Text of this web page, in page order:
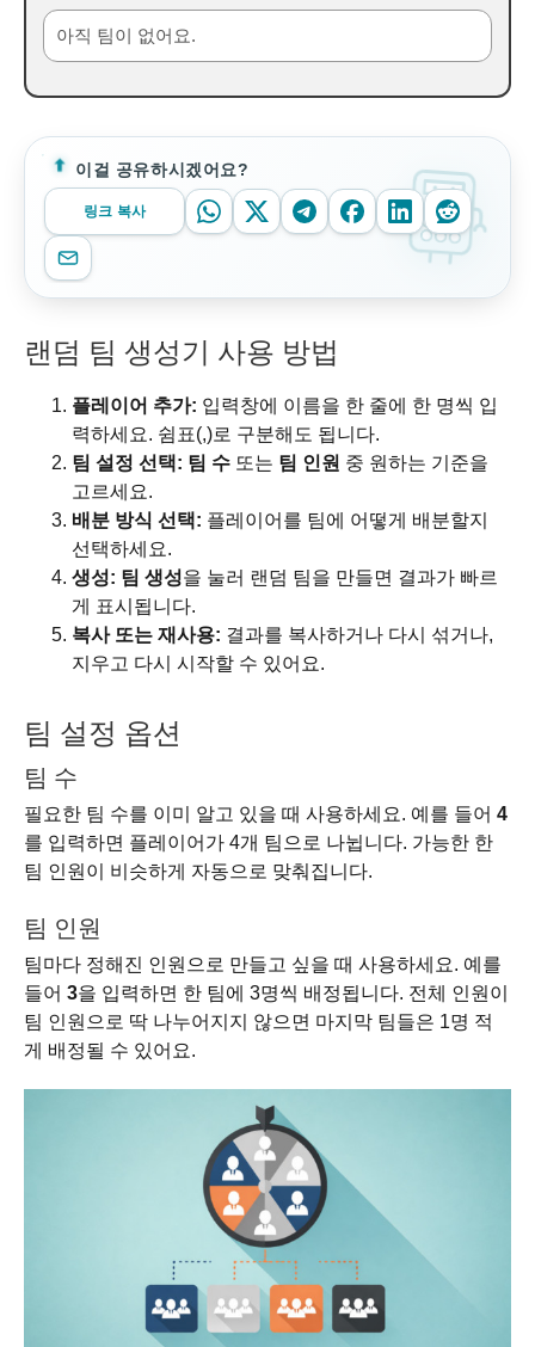
아직 팀이 없어요.
이걸 공유하시겠어요?
링크 복사
랜덤 팀 생성기 사용 방법
플레이어 추가: 입력창에 이름을 한 줄에 한 명씩 입
력하세요. 쉼표(,)로 구분해도 됩니다.
팀 설정 선택: 팀 수 또는 팀 인원 중 원하는 기준을
고르세요.
배분 방식 선택: 플레이어를 팀에 어떻게 배분할지
선택하세요.
생성: 팀 생성을 눌러 랜덤 팀을 만들면 결과가 빠르
게 표시됩니다.
복사 또는 재사용: 결과를 복사하거나 다시 섞거나,
지우고 다시 시작할 수 있어요.
팀 설정 옵션
팀 수
필요한 팀 수를 이미 알고 있을 때 사용하세요. 예를 들어 4
를 입력하면 플레이어가 4개 팀으로 나뉩니다. 가능한 한
팀 인원이 비슷하게 자동으로 맞춰집니다.
팀 인원
팀마다 정해진 인원으로 만들고 싶을 때 사용하세요. 예를
들어 3을 입력하면 한 팀에 3명씩 배정됩니다. 전체 인원이
팀 인원으로 딱 나누어지지 않으면 마지막 팀들은 1명 적
게 배정될 수 있어요.